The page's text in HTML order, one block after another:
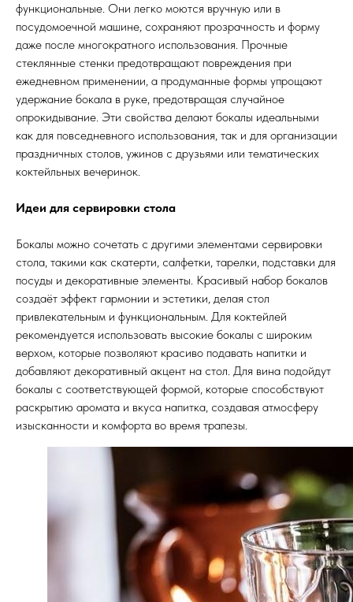
функциональные. Они легко моются вручную или в
посудомоечной машине, сохраняют прозрачность и форму
даже после многократного использования. Прочные
стеклянные стенки предотвращают повреждения при
ежедневном применении, а продуманные формы упрощают
удержание бокала в руке, предотвращая случайное
опрокидывание. Эти свойства делают бокалы идеальными
как для повседневного использования, так и для организации
праздничных столов, ужинов с друзьями или тематических
коктейльных вечеринок.
Идеи для сервировки стола
Бокалы можно сочетать с другими элементами сервировки
стола, такими как скатерти, салфетки, тарелки, подставки для
посуды и декоративные элементы. Красивый набор бокалов
создаёт эффект гармонии и эстетики, делая стол
привлекательным и функциональным. Для коктейлей
рекомендуется использовать высокие бокалы с широким
верхом, которые позволяют красиво подавать напитки и
добавляют декоративный акцент на стол. Для вина подойдут
бокалы с соответствующей формой, которые способствуют
раскрытию аромата и вкуса напитка, создавая атмосферу
изысканности и комфорта во время трапезы.